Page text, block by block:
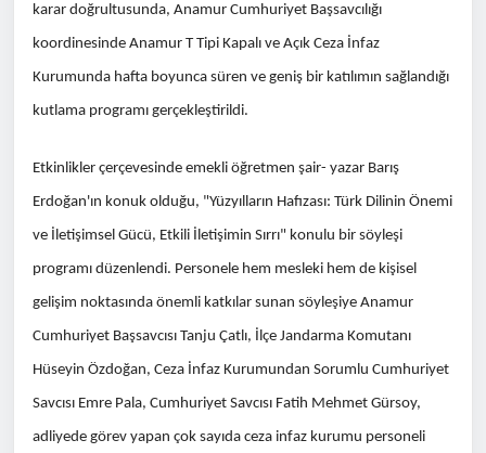
karar doğrultusunda, Anamur Cumhuriyet Başsavcılığı
koordinesinde Anamur T Tipi Kapalı ve Açık Ceza İnfaz
Kurumunda hafta boyunca süren ve geniş bir katılımın sağlandığı
kutlama programı gerçekleştirildi.
Etkinlikler çerçevesinde emekli öğretmen şair- yazar Barış
Erdoğan'ın konuk olduğu, "Yüzyılların Hafızası: Türk Dilinin Önemi
ve İletişimsel Gücü, Etkili İletişimin Sırrı" konulu bir söyleşi
programı düzenlendi. Personele hem mesleki hem de kişisel
gelişim noktasında önemli katkılar sunan söyleşiye Anamur
Cumhuriyet Başsavcısı Tanju Çatlı, İlçe Jandarma Komutanı
Hüseyin Özdoğan, Ceza İnfaz Kurumundan Sorumlu Cumhuriyet
Savcısı Emre Pala, Cumhuriyet Savcısı Fatih Mehmet Gürsoy,
adliyede görev yapan çok sayıda ceza infaz kurumu personeli